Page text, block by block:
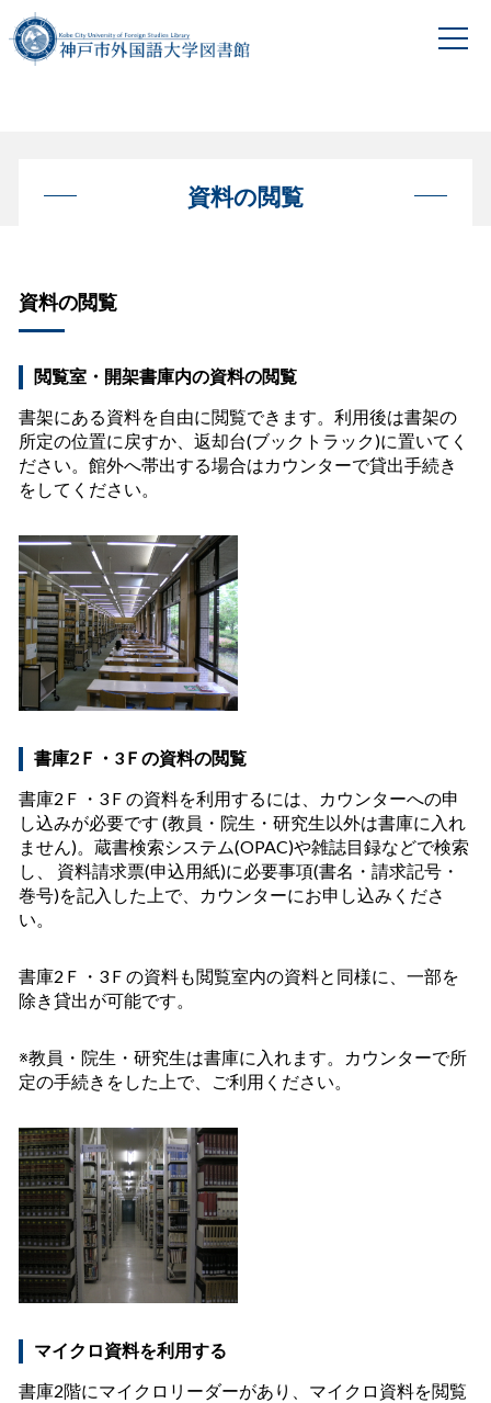
資料の閲覧
資料の閲覧
閲覧室・開架書庫内の資料の閲覧
書架にある資料を自由に閲覧できます。利用後は書架の
所定の位置に戻すか、返却台(ブックトラック)に置いてく
ださい。館外へ帯出する場合はカウンターで貸出手続き
をしてください。
書庫2Ｆ・3Ｆの資料の閲覧
書庫2Ｆ・3Ｆの資料を利用するには、カウンターへの申
し込みが必要です (教員・院生・研究生以外は書庫に入れ
ません)。蔵書検索システム(OPAC)や雑誌目録などで検索
し、 資料請求票(申込用紙)に必要事項(書名・請求記号・
巻号)を記入した上で、カウンターにお申し込みくださ
い。
書庫2Ｆ・3Ｆの資料も閲覧室内の資料と同様に、一部を
除き貸出が可能です。
※教員・院生・研究生は書庫に入れます。カウンターで所
定の手続きをした上で、ご利用ください。
マイクロ資料を利用する
書庫2階にマイクロリーダーがあり、マイクロ資料を閲覧